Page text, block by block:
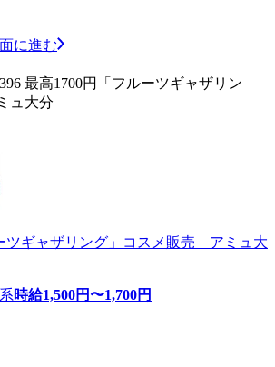
に進む
最高1700円「フルーツギャザリン
ュ大分
ツギャザリング」コスメ販売 アミュ大
時給1,500円〜1,700円